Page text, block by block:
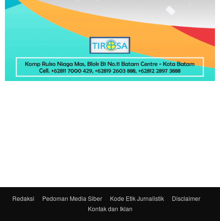
Redaksi Pedoman Media Siber Kode Etik Jurnalistik
Disclaimer
Kontak dan Iklan